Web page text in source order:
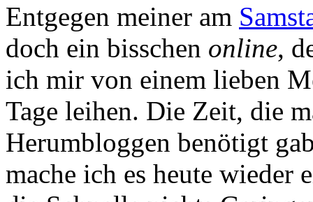
Entgegen meiner am
doch ein bisschen online,
ich mir von einem lieben
Tage leihen. Die Zeit, die
Herumbloggen benötigt
mache ich es heute wieder